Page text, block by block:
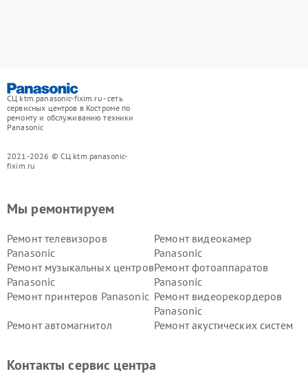
СЦ ktm.panasonic-fixim.ru - сеть
сервисных центров в Костроме по
ремонту и обслуживанию техники
Panasonic
2021-2026 © СЦ ktm.panasonic-
fixim.ru
Мы ремонтируем
Ремонт телевизоров
Panasonic
Ремонт видеокамер
Panasonic
Ремонт музыкальных центров
Panasonic
Ремонт фотоаппаратов
Panasonic
Ремонт принтеров Panasonic Ремонт видеорекордеров
Panasonic
Ремонт автомагнитол
Ремонт акустических систем
панелей Panasonic
Контакты сервис центра